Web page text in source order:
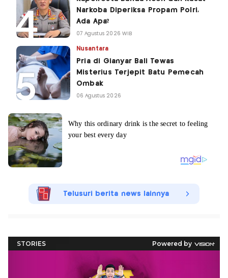
Narkoba Diperiksa Propam Polri,
Ada Apa?
07 Agustus 2026 WIB
Nusantara
Pria di Gianyar Bali Tewas
Misterius Terjepit Batu Pemecah
Ombak
06 Agustus 2026
Telusuri berita news lainnya